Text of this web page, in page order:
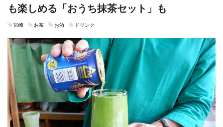
も楽しめる「おうち抹茶セット」も
宮崎 お茶 お酒 ドリンク